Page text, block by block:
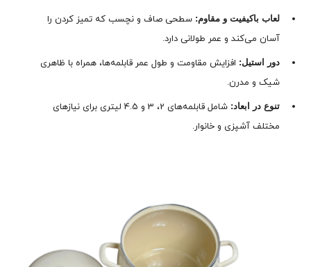
لعاب باکیفیت و مقاوم: سطحی صاف و نچسب که تمیز کردن را
آسان می‌کند و عمر طولانی دارد.
دور استیل: افزایش مقاومت و طول عمر قابلمه‌ها، همراه با ظاهری
شیک و مدرن.
تنوع در ابعاد:
شامل قابلمه‌های 2، 3 و 4.5 لیتری برای نیازهای
مختلف آشپزی و خانوار.